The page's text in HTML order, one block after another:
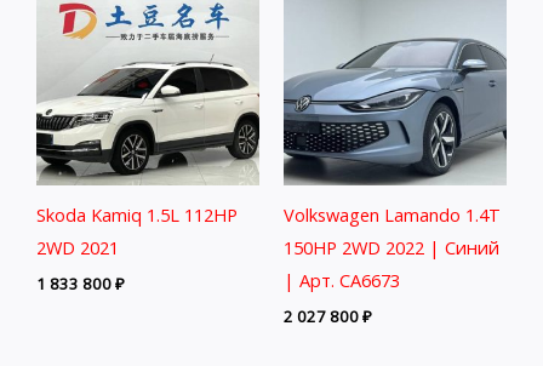
Skoda Kamiq 1.5L 112HP
2WD 2021
1 833 800₽
Volkswagen Lamando 1.4T
150HP 2WD 2022 | Синий
| Арт. CA6673
2 027 800₽